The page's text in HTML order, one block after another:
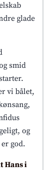
glade
smid
vi bålet,
og
god.
Hans i